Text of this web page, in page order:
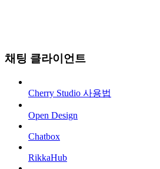
채팅 클라이언트
Cherry Studio 사용법
Open Design
Chatbox
RikkaHub